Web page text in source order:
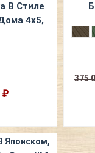
В Стиле
4х5,
₽
375